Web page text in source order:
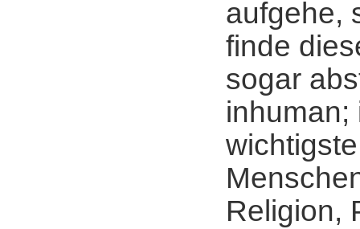
aufgehe,
finde
sogar
inhuman;
Religion,